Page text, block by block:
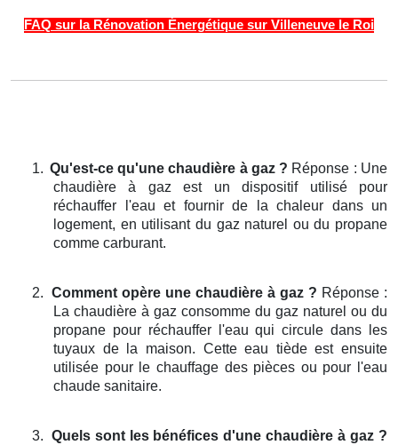
FAQ sur la Rénovation Énergétique sur Villeneuve le Roi
1. Qu'est-ce qu'une chaudière à gaz ? Réponse : Une
chaudière à gaz est un dispositif utilisé pour
réchauffer l'eau et fournir de la chaleur dans un
logement, en utilisant du gaz naturel ou du propane
comme carburant.
2. Comment opère une chaudière à gaz ? Réponse :
La chaudière à gaz consomme du gaz naturel ou du
propane pour réchauffer l'eau qui circule dans les
tuyaux de la maison. Cette eau tiède est ensuite
utilisée pour le chauffage des pièces ou pour l'eau
chaude sanitaire.
3. Quels sont les bénéfices d'une chaudière à gaz ?